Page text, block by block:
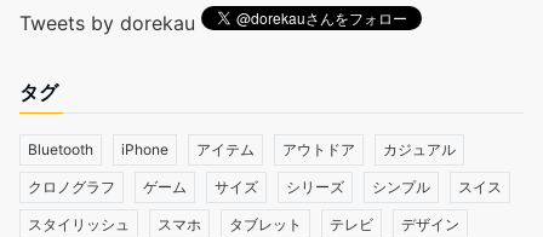
Tweets by dorekau
タグ
Bluetooth iPhone アイテム アウトドア カジュアル
クロノグラフ ゲーム サイズ シリーズ シンプル スイス
スタイリッシュ スマホ タブレット テレビ デザイン